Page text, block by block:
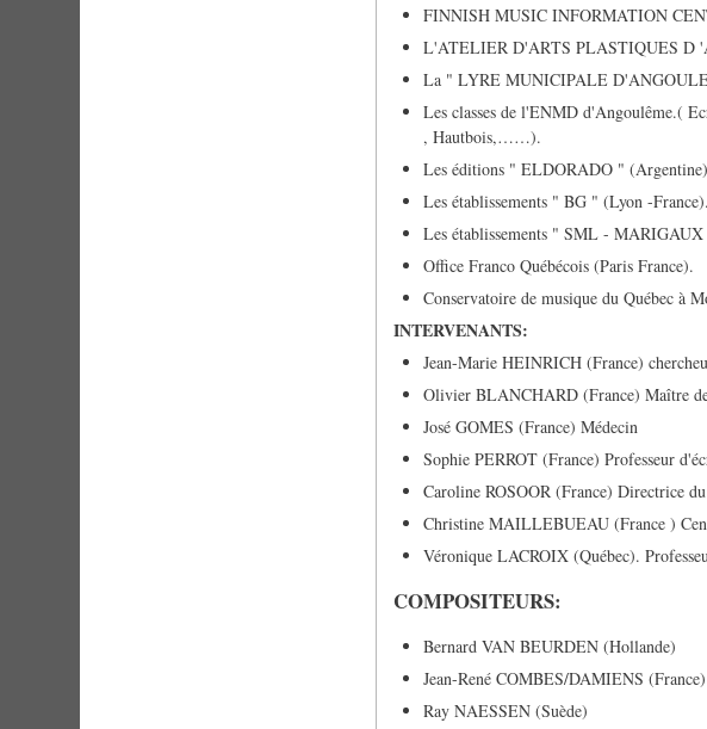
FINNISH MUSIC INFORMATION
L'ATELIER D'ARTS PLASTIQUES D
La " LYRE MUNICIPALE
Les classes de l'ENMD d'Angoulême.(
, Hautbois,……).
Les éditions " ELDORADO "
Les établissements " BG " (Lyon -France).
Les établissements " SML -
Office Franco Québécois (Paris France).
Conservatoire de musique du Québec à
INTERVENANTS:
Jean-Marie HEINRICH (France)
Olivier BLANCHARD (France) Maître
José GOMES (France) Médecin
Sophie PERROT (France) Professeur
Caroline ROSOOR (France) Directrice
Christine MAILLEBUEAU (France )
Véronique LACROIX (Québec).
COMPOSITEURS:
Bernard VAN BEURDEN (Hollande)
Jean-René COMBES/DAMIENS (France)
Ray NAESSEN (Suède)